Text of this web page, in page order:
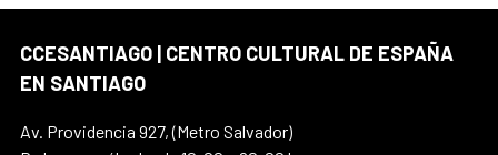
CCESANTIAGO | CENTRO CULTURAL DE ESPAÑA
EN SANTIAGO
Av. Providencia 927, (Metro Salvador)